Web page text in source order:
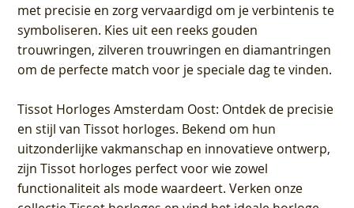
met precisie en zorg vervaardigd om je verbintenis te
symboliseren. Kies uit een reeks gouden
trouwringen, zilveren trouwringen en diamantringen
om de perfecte match voor je speciale dag te vinden.
Tissot Horloges Amsterdam Oost: Ontdek de precisie
en stijl van Tissot horloges. Bekend om hun
uitzonderlijke vakmanschap en innovatieve ontwerp,
zijn Tissot horloges perfect voor wie zowel
functionaliteit als mode waardeert. Verken onze